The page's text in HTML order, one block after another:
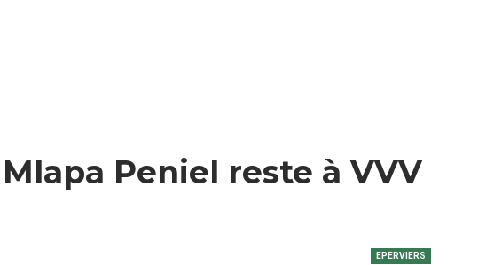
Peniel reste à VVV
EPERVIERS